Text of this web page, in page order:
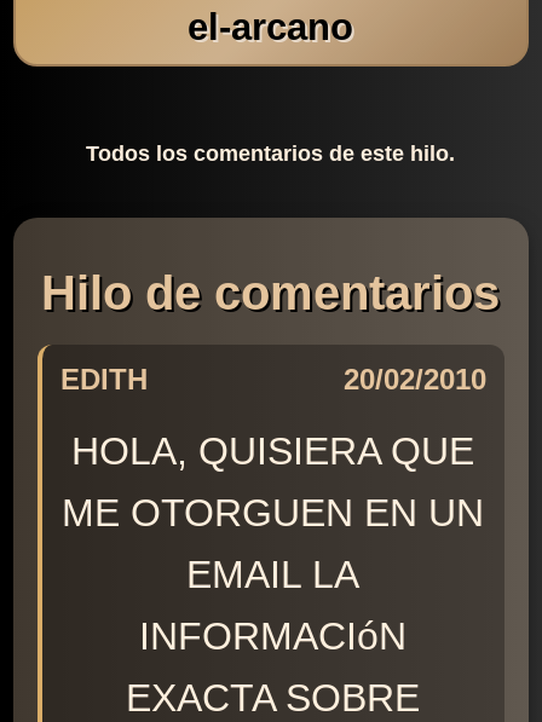
el-arcano
Todos los comentarios de este hilo.
Hilo de comentarios
EDITH 20/02/2010
HOLA, QUISIERA QUE
ME OTORGUEN EN UN
EMAIL LA
INFORMACIóN
EXACTA SOBRE